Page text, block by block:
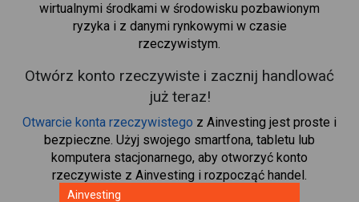
wirtualnymi środkami w środowisku pozbawionym
ryzyka i z danymi rynkowymi w czasie
rzeczywistym.
Otwórz konto rzeczywiste i zacznij handlować
już teraz!
Otwarcie konta rzeczywistego z Ainvesting jest proste i
bezpieczne. Użyj swojego smartfona, tabletu lub
komputera stacjonarnego, aby otworzyć konto
rzeczywiste z Ainvesting i rozpocząć handel.
Ainvesting